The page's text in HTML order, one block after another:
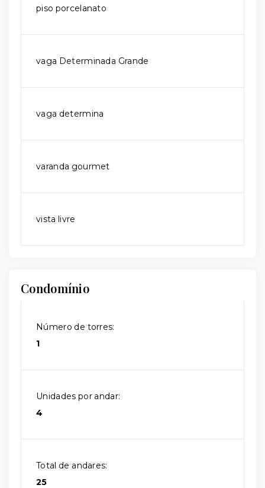
piso porcelanato
vaga Determinada Grande
vaga determina
varanda gourmet
vista livre
Condomínio
Número de torres:
1
Unidades por andar:
4
Total de andares:
25